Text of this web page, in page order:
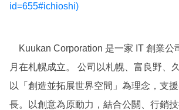
id=655#ichioshi)
Kuukan Corporation 是一家 IT 創業公
月在札幌成立。 公司以札幌、富良野、
以「創造並拓展世界空間」為理念，支
長。以創意為原動力，結合公關、行銷技